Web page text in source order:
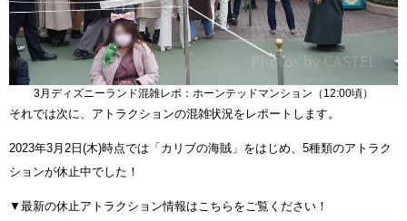
3月ディズニーランド混雑レポ：ホーンテッドマンション（12:00頃）
それでは次に、アトラクションの混雑状況をレポートします。
2023年3月2日(木)時点では「カリブの海賊」をはじめ、5種類のアトラク
ションが休止中でした！
▼最新の休止アトラクション情報はこちらをご覧ください！